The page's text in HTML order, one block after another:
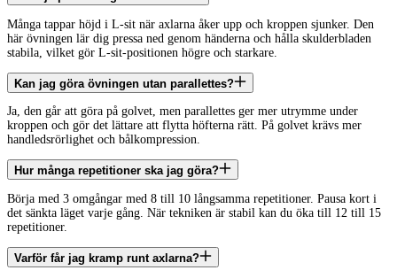
Många tappar höjd i L-sit när axlarna åker upp och kroppen sjunker. Den
här övningen lär dig pressa ned genom händerna och hålla skulderbladen
stabila, vilket gör L-sit-positionen högre och starkare.
Kan jag göra övningen utan parallettes?
Ja, den går att göra på golvet, men parallettes ger mer utrymme under
kroppen och gör det lättare att flytta höfterna rätt. På golvet krävs mer
handledsrörlighet och bålkompression.
Hur många repetitioner ska jag göra?
Börja med 3 omgångar med 8 till 10 långsamma repetitioner. Pausa kort i
det sänkta läget varje gång. När tekniken är stabil kan du öka till 12 till 15
repetitioner.
Varför får jag kramp runt axlarna?